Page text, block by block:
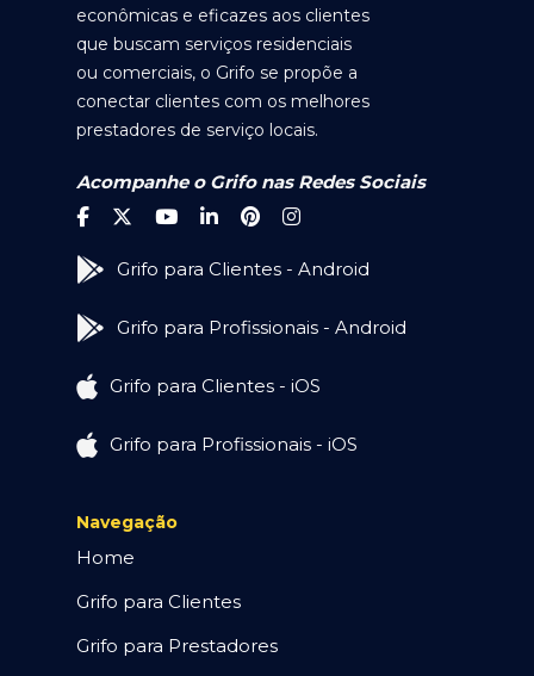
econômicas e eficazes aos clientes
que buscam serviços residenciais
ou comerciais, o Grifo se propõe a
conectar clientes com os melhores
prestadores de serviço locais.
Acompanhe o Grifo nas Redes Sociais
Grifo para Clientes - Android
Grifo para Profissionais - Android
Grifo para Clientes - iOS
Grifo para Profissionais - iOS
Navegação
Home
Grifo para Clientes
Grifo para Prestadores